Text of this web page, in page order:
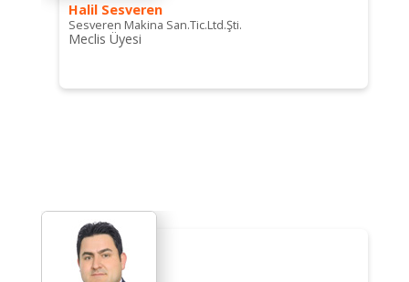
Halil Sesveren
Sesveren Makina San.Tic.Ltd.Şti.
Meclis Üyesi